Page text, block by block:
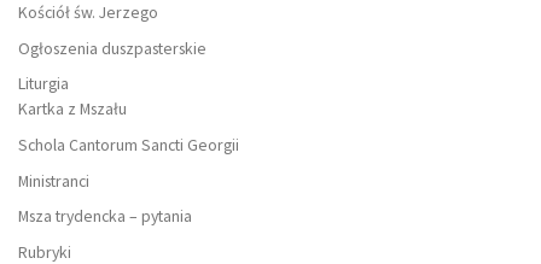
Kościół św. Jerzego
Ogłoszenia duszpasterskie
Liturgia
Kartka z Mszału
Schola Cantorum Sancti Georgii
Ministranci
Msza trydencka – pytania
Rubryki